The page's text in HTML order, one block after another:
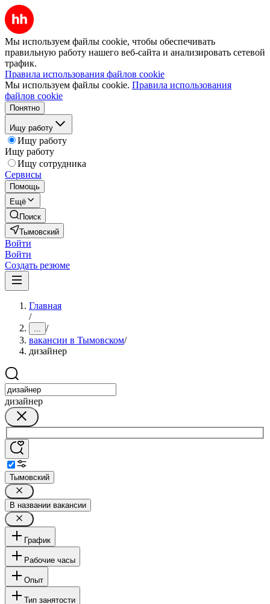
Мы используем файлы cookie, чтобы обеспечивать
правильную работу нашего веб-сайта и анализировать сетевой
трафик.
Правила использования файлов cookie
Мы используем файлы cookie. Правила использования
файлов cookie
Понятно
Ищу работу
Ищу работу
Ищу работу
Ищу сотрудника
Сервисы
Помощь
Ещё
Поиск
Тымовский
Войти
Войти
Создать резюме
Главная
/
... /
вакансии в Тымовском/
дизайнер
дизайнер
Тымовский
В названии вакансии
График
Рабочие часы
Опыт
Тип занятости